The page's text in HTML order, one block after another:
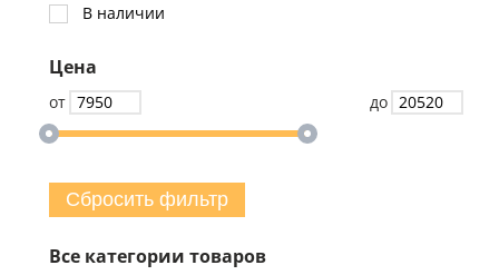
В наличии
Цена
от до
Сбросить фильтр
Все категории товаров